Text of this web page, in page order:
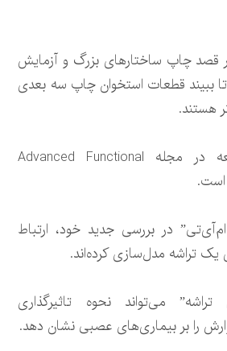
چاپ ساختارهای بزرگ و آزمایش
تا ببیند قطعات استخوان چاپ سه بعدی
هستند.
یافته‌های این مطالعه در مجله Advanced Functional
در بررسی جدید خود، ارتباط
یک تراشه مدل‌سازی کرده‌اند.
می‌تواند نحوه تاثیرگذاری
را بر بیماری‌های عصبی نشان دهد.